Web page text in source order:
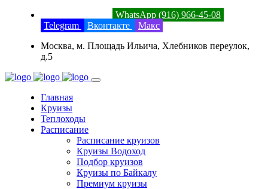
WhatsApp (916) 966-45-08
Telegram
Вконтакте
Макс
Москва, м. Площадь Ильича, Хлебников переулок,
д.5
Главная
Круизы
Теплоходы
Расписание
Расписание круизов
Круизы Водоход
Подбор круизов
Круизы по Байкалу
Премиум круизы